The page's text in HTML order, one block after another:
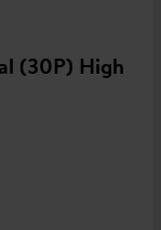
(30P) High